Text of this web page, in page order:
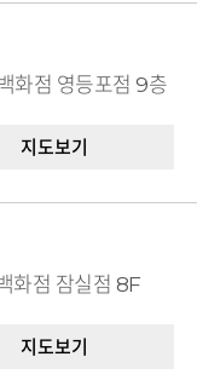
화점 영등포점 9층
지도보기
화점 잠실점 8F
지도보기